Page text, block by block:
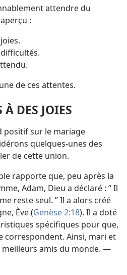
attendre du
:
de ces attentes.
DES JOIES
positif sur le mariage
quelques-unes des
de cette union.
rapporte que, peu après la
Adam, Dieu a déclaré : “ Il
reste seul. ” Il a alors créé
Ève (Genèse 2:18). Il a doté
spécifiques pour que,
correspondent. Ainsi, mari et
amis du monde. —